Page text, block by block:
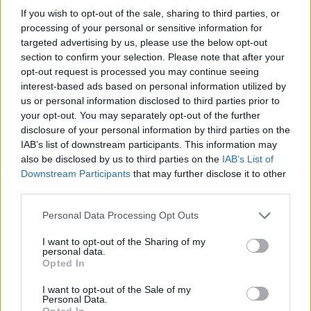
If you wish to opt-out of the sale, sharing to third parties, or
processing of your personal or sensitive information for
targeted advertising by us, please use the below opt-out
section to confirm your selection. Please note that after your
opt-out request is processed you may continue seeing
interest-based ads based on personal information utilized by
us or personal information disclosed to third parties prior to
your opt-out. You may separately opt-out of the further
disclosure of your personal information by third parties on the
IAB’s list of downstream participants. This information may
also be disclosed by us to third parties on the IAB’s List of
Downstream Participants that may further disclose it to other
Personal Data Processing Opt Outs
I want to opt-out of the Sharing of my
personal data.
Opted In
I want to opt-out of the Sale of my
Personal Data.
Κυβερνητική Επιτροπή Βιομηχανίας- Κ. Μητσοτάκης:
Στρατηγική προτεραιότητα η ενίσχυση της
βιομηχανίας
06/08/2026 - 17:18 ΠΟΛΙΤΙΚΗ
ΟΛΕΣ ΟΙ ΕΙΔΗΣΕΙΣ
ΔΗΜΟΦΙΛΗ
Β.Σ. Καρούλιας: Τζίρος 98,7 εκατ. ευρώ και
αύξηση κερδών 57% - Τα νέα στοιχήματα σε low